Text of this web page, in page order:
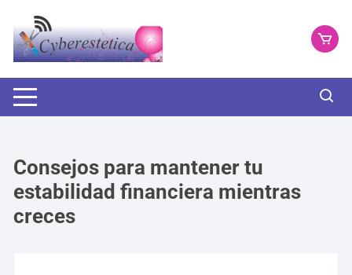
contenido
Consejos para mantener tu
estabilidad financiera mientras
creces